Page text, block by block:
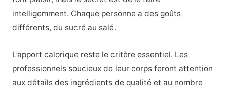
intelligemment. Chaque personne a des goûts
différents, du sucré au salé.
L’apport calorique reste le critère essentiel. Les
professionnels soucieux de leur corps feront attention
aux détails des ingrédients de qualité et au nombre